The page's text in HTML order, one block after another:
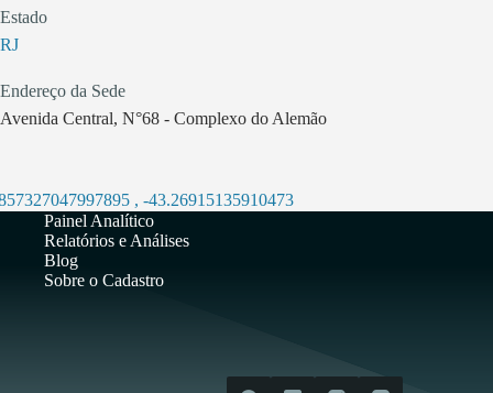
Estado
RJ
Endereço da Sede
Avenida Central, N°68 - Complexo do Alemão
, -43.26915135910473
Painel Analítico
Relatórios e Análises
Blog
Sobre o Cadastro